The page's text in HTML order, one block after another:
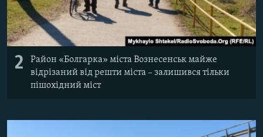
2
Район «Болгарка» міста Вознесенськ майже
відрізаний від решти міста – залишився тільки
пішохідний міст